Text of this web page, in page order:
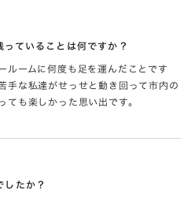
ていることは何ですか？
ルームに何度も足を運んだことです
手な私達がせっせと動き回って市内の
ても楽しかった思い出です。
したか？